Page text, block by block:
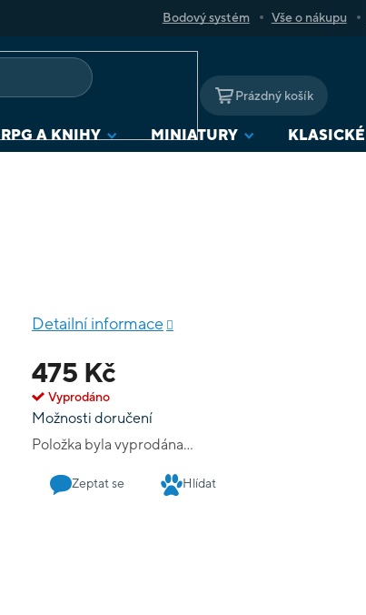
Bodový systém Vše o nákupu
NÁKUPNÍ
KOŠÍK
Prázdný košík
RPG A KNIHY MINIATURY KLASICKÉ
475 Kč
Vyprodáno
Možnosti doručení
Položka byla vyprodána…
Detailní informace
Zeptat se Hlídat